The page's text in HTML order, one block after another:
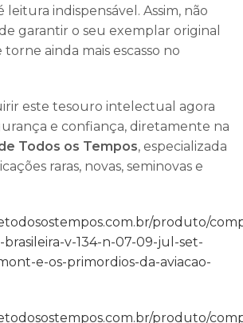
leitura indispensável. Assim, não
garantir o seu exemplar original
ainda mais escasso no
este tesouro intelectual agora
e confiança, diretamente na
Todos os Tempos, especializada
raras, novas, seminovas e
produto/
v-134-n-07-09-jul-set-
e-os-primordios-da-aviacao-
produto/